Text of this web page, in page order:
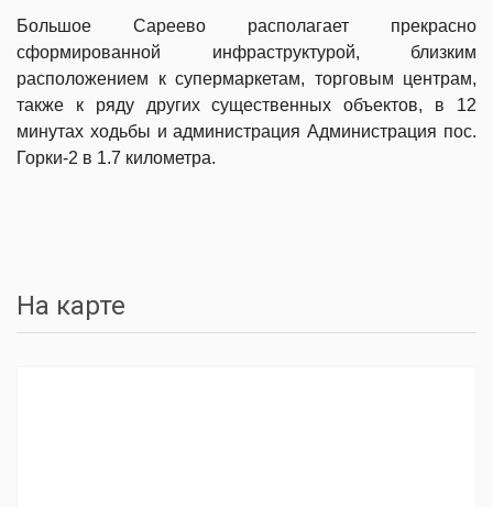
Большое Сареево располагает прекрасно
сформированной инфраструктурой, близким
расположением к супермаркетам, торговым центрам,
также к ряду других существенных объектов, в 12
минутах ходьбы и администрация Администрация пос.
Горки-2 в 1.7 километра.
На карте